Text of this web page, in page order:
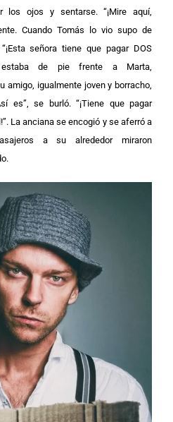
ojos y sentarse. “¡Mire aquí,
Cuando Tomás lo vio supo de
señora tiene que pagar DOS
estaba de pie frente a Marta,
amigo, igualmente joven y borracho,
es”, se burló. “¡Tiene que pagar
La anciana se encogió y se aferró a
a su alrededor miraron